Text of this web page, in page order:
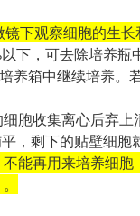
下观察细胞的生
下，可去除培养
养箱中继续培养
胞收集离心后弃
，剩下的贴壁细胞
能再用来培养细